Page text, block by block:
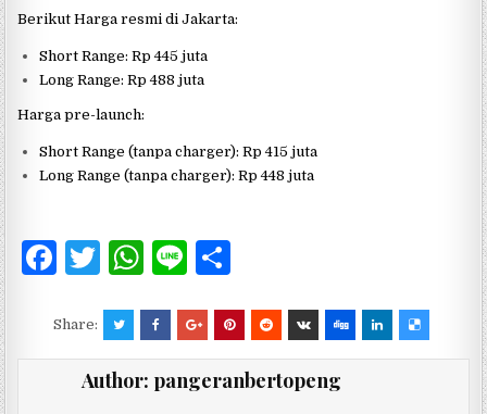
Berikut Harga resmi di Jakarta:
Short Range: Rp 445 juta
Long Range: Rp 488 juta
Harga pre-launch:
Short Range (tanpa charger): Rp 415 juta
Long Range (tanpa charger): Rp 448 juta
F
c
e
T
it
te
r
W
at
s
A
Li
e
ar
e
Share:
Author: pangeranbertopeng